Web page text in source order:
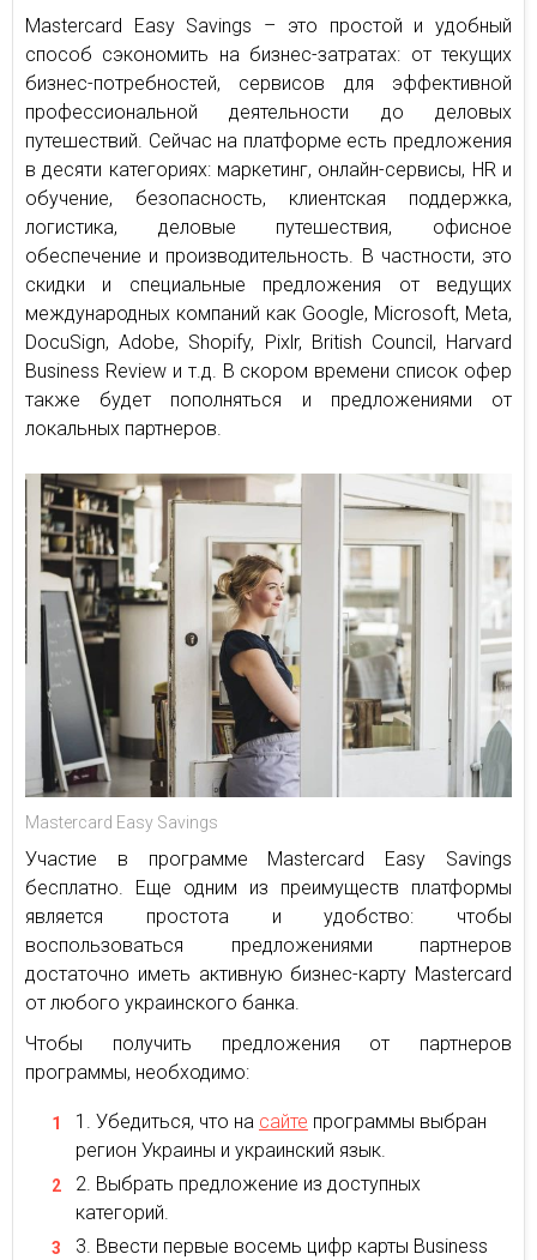
Mastercard Easy Savings – это простой и удобный
способ сэкономить на бизнес-затратах: от текущих
бизнес-потребностей, сервисов для эффективной
профессиональной деятельности до деловых
путешествий. Сейчас на платформе есть предложения
в десяти категориях: маркетинг, онлайн-сервисы, HR и
обучение, безопасность, клиентская поддержка,
логистика, деловые путешествия, офисное
обеспечение и производительность. В частности, это
скидки и специальные предложения от ведущих
международных компаний как Google, Microsoft, Meta,
DocuSign, Adobe, Shopify, Pixlr, British Council, Harvard
Business Review и т.д. В скором времени список офер
также будет пополняться и предложениями от
локальных партнеров.
Mastercard Easy Savings
Участие в программе Mastercard Easy Savings
бесплатно. Еще одним из преимуществ платформы
является простота и удобство: чтобы
воспользоваться предложениями партнеров
достаточно иметь активную бизнес-карту Mastercard
от любого украинского банка.
Чтобы получить предложения от партнеров
программы, необходимо:
Убедиться, что на сайте программы выбран
регион Украины и украинский язык.
Выбрать предложение из доступных
категорий.
Ввести первые восемь цифр карты Business